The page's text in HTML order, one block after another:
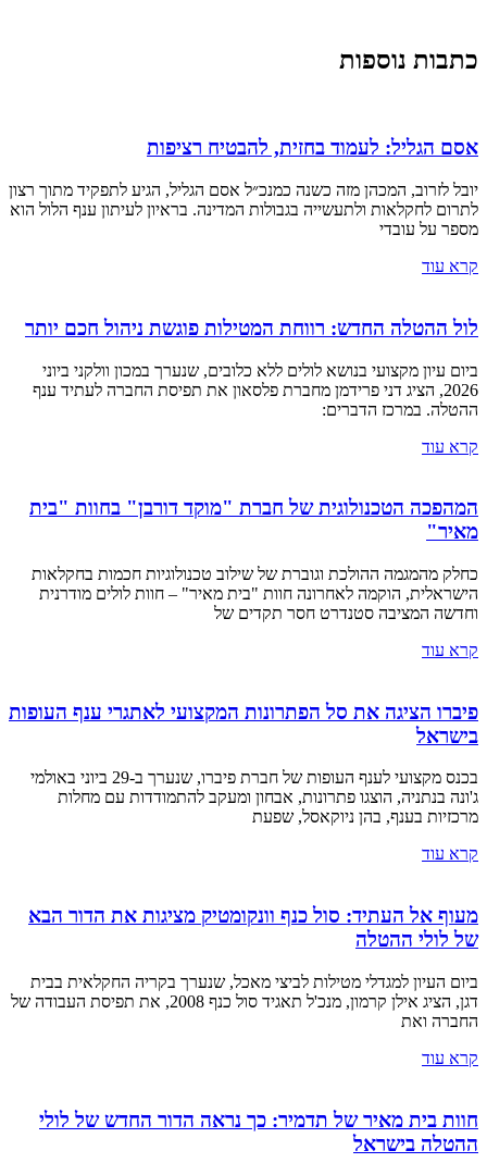
כתבות נוספות
אסם הגליל: לעמוד בחזית, להבטיח רציפות
יובל לזרוב, המכהן מזה כשנה כמנכ״ל אסם הגליל, הגיע לתפקיד מתוך רצון
לתרום לחקלאות ולתעשייה בגבולות המדינה. בראיון לעיתון ענף הלול הוא
מספר על עובדי
קרא עוד
לול ההטלה החדש: רווחת המטילות פוגשת ניהול חכם יותר
ביום עיון מקצועי בנושא לולים ללא כלובים, שנערך במכון וולקני ביוני
2026, הציג דני פרידמן מחברת פלסאון את תפיסת החברה לעתיד ענף
ההטלה. במרכז הדברים:
קרא עוד
המהפכה הטכנולוגית של חברת "מוקד דורבן" בחוות "בית
מאיר"
כחלק מהמגמה ההולכת וגוברת של שילוב טכנולוגיות חכמות בחקלאות
הישראלית, הוקמה לאחרונה חוות "בית מאיר" – חוות לולים מודרנית
וחדשה המציבה סטנדרט חסר תקדים של
קרא עוד
פיברו הציגה את סל הפתרונות המקצועי לאתגרי ענף העופות
בישראל
בכנס מקצועי לענף העופות של חברת פיברו, שנערך ב-29 ביוני באולמי
ג'ונה בנתניה, הוצגו פתרונות, אבחון ומעקב להתמודדות עם מחלות
מרכזיות בענף, בהן ניוקאסל, שפעת
קרא עוד
מעוף אל העתיד: סול כנף וונקומטיק מציגות את הדור הבא
של לולי ההטלה
ביום העיון למגדלי מטילות לביצי מאכל, שנערך בקריה החקלאית בבית
דגן, הציג אילן קרמון, מנכ'ל תאגיד סול כנף 2008, את תפיסת העבודה של
החברה ואת
קרא עוד
חוות בית מאיר של תדמיר: כך נראה הדור החדש של לולי
ההטלה בישראל